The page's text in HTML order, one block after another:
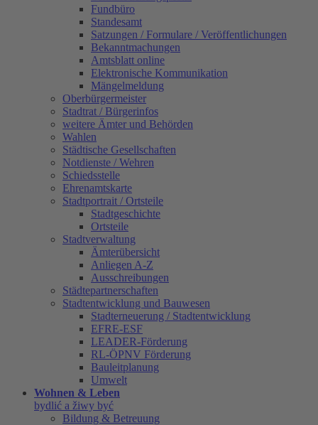
Fundbüro
Standesamt
Satzungen / Formulare / Veröffentlichungen
Bekanntmachungen
Amtsblatt online
Elektronische Kommunikation
Mängelmeldung
Oberbürgermeister
Stadtrat / Bürgerinfos
weitere Ämter und Behörden
Wahlen
Städtische Gesellschaften
Notdienste / Wehren
Schiedsstelle
Ehrenamtskarte
Stadtportrait / Ortsteile
Stadtgeschichte
Ortsteile
Stadtverwaltung
Ämterübersicht
Anliegen A-Z
Ausschreibungen
Städtepartnerschaften
Stadtentwicklung und Bauwesen
Stadterneuerung / Stadtentwicklung
EFRE-ESF
LEADER-Förderung
RL-ÖPNV Förderung
Bauleitplanung
Umwelt
Wohnen & Leben
bydlić a žiwy być
Bildung & Betreuung